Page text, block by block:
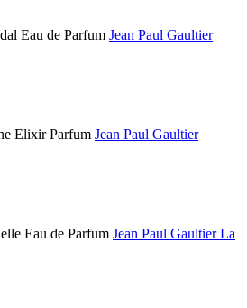
Jean Paul Gaultier
Jean Paul Gaultier
Jean Paul Gaultier La